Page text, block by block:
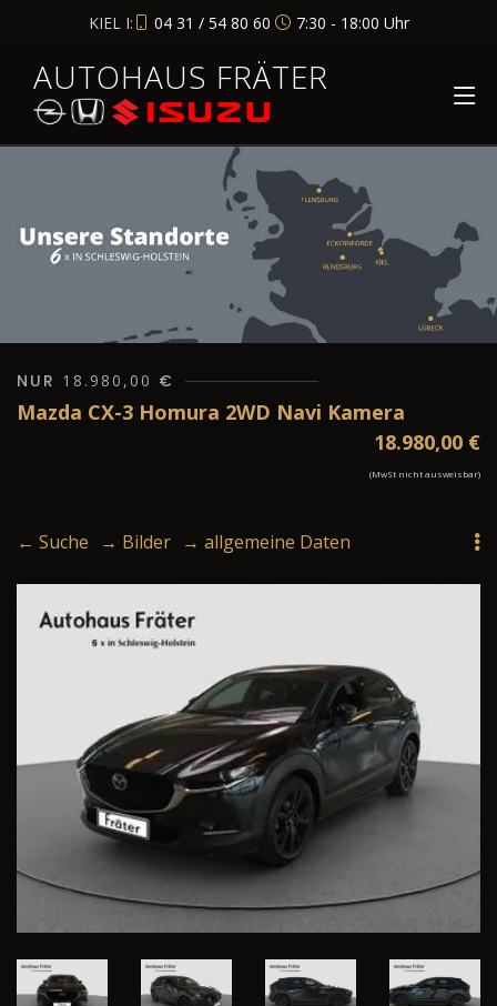
KIEL I: 04 31 / 54 80 60 7:30 - 18:00 Uhr
AUTOHAUS FRÄTER
NUR 18.980,00 €
Mazda CX-3 Homura 2WD Navi Kamera
18.980,00 €
(MwSt nicht ausweisbar)
← Suche → Bilder → allgemeine Daten